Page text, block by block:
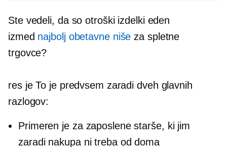
Ste vedeli, da so otroški izdelki eden
izmed najbolj obetavne niše za spletne
trgovce?
res je To je predvsem zaradi dveh glavnih
razlogov:
Primeren je za zaposlene starše, ki jim
zaradi nakupa ni treba od doma